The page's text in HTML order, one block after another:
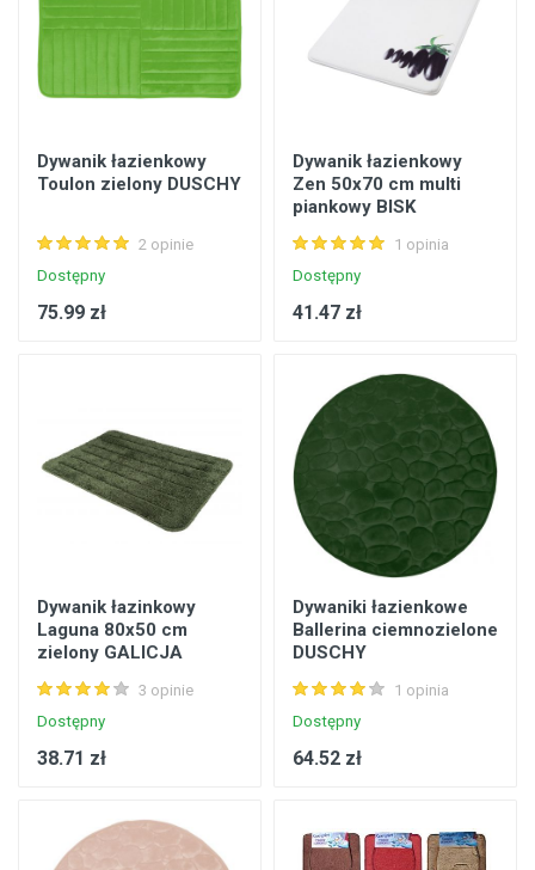
Dywanik łazienkowy
Toulon zielony DUSCHY
2 opinie
Dostępny
75.99 zł
Dywanik łazienkowy
Zen 50x70 cm multi
piankowy BISK
1 opinia
Dostępny
41.47 zł
Dywanik łazinkowy
Laguna 80x50 cm
zielony GALICJA
3 opinie
Dostępny
38.71 zł
Dywaniki łazienkowe
Ballerina ciemnozielone
DUSCHY
1 opinia
Dostępny
64.52 zł